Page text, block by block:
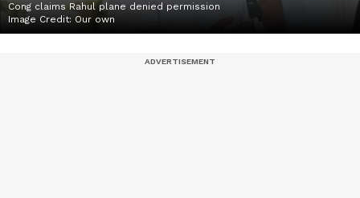
Cong claims Rahul plane denied permission
Image Credit: Our own